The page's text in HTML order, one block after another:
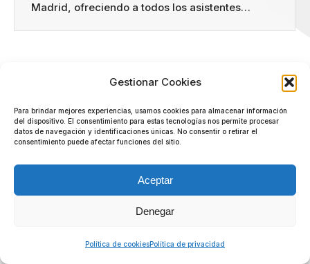
Gestionar Cookies
Para brindar mejores experiencias, usamos cookies para almacenar información
del dispositivo. El consentimiento para estas tecnologías nos permite procesar
datos de navegación y identificaciones únicas. No consentir o retirar el
consentimiento puede afectar funciones del sitio.
Aceptar
Denegar
Política de cookiesPolítica de privacidad
Madrid, ofreciendo a todos los asistentes…
© 2026 Grupo Ocean